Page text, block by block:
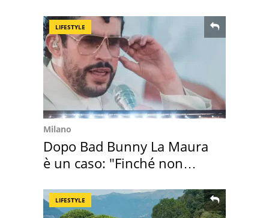
LIFESTYLE
Milano
Dopo Bad Bunny La Maura
è un caso: "Finché non
LIFESTYLE